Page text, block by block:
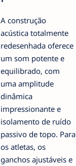
A construção
acústica totalmente
redesenhada oferece
um som potente e
equilibrado, com
uma amplitude
dinâmica
impressionante e
isolamento de ruído
passivo de topo. Para
os atletas, os
ganchos ajustáveis e